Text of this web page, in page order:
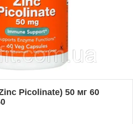
Picolinate) 50 мг 60